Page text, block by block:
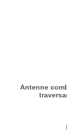
Antenne